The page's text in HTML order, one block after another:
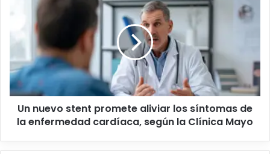
Un nuevo stent promete aliviar los síntomas de
la enfermedad cardíaca, según la Clínica Mayo